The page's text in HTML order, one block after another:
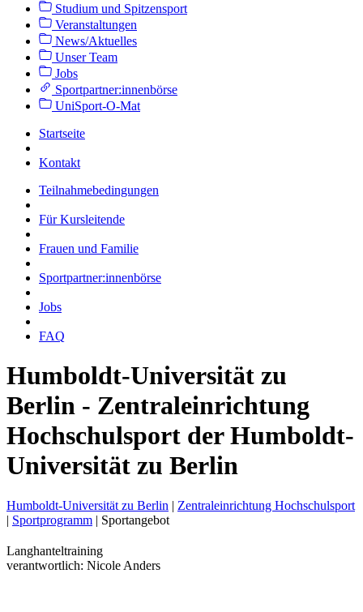
Studium und Spitzensport
Veranstaltungen
News/Aktuelles
Unser Team
Jobs
Sportpartner:innenbörse
UniSport-O-Mat
Startseite
Kontakt
Teilnahmebedingungen
Für Kursleitende
Frauen und Familie
Sportpartner:innenbörse
Jobs
FAQ
Humboldt-Universität zu
Berlin - Zentraleinrichtung
Hochschulsport der Humboldt-
Universität zu Berlin
Humboldt-Universität zu Berlin | Zentraleinrichtung Hochschulsport
| Sportprogramm | Sportangebot
Langhanteltraining
verantwortlich: Nicole Anders